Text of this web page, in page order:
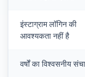
इंस्टाग्राम लॉगिन की
आवश्यकता नहीं है
वर्षों का विश्वसनीय